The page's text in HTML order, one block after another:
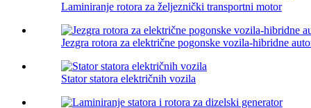
Laminiranje rotora za željeznički transportni motor
Jezgra rotora za električne pogonske vozila-hibridne
Stator statora električnih vozila